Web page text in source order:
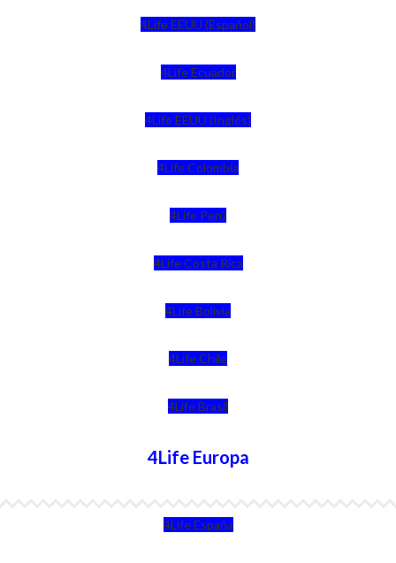
4Life EEUU (Español)
4Life Ecuador
4Life EEUU (Inglés)
4Life Colombia
4Life Perú
4Life Costa Rica
4Life Bolivia
4Life Chile
4Life Brasil
4Life Europa
4Life España